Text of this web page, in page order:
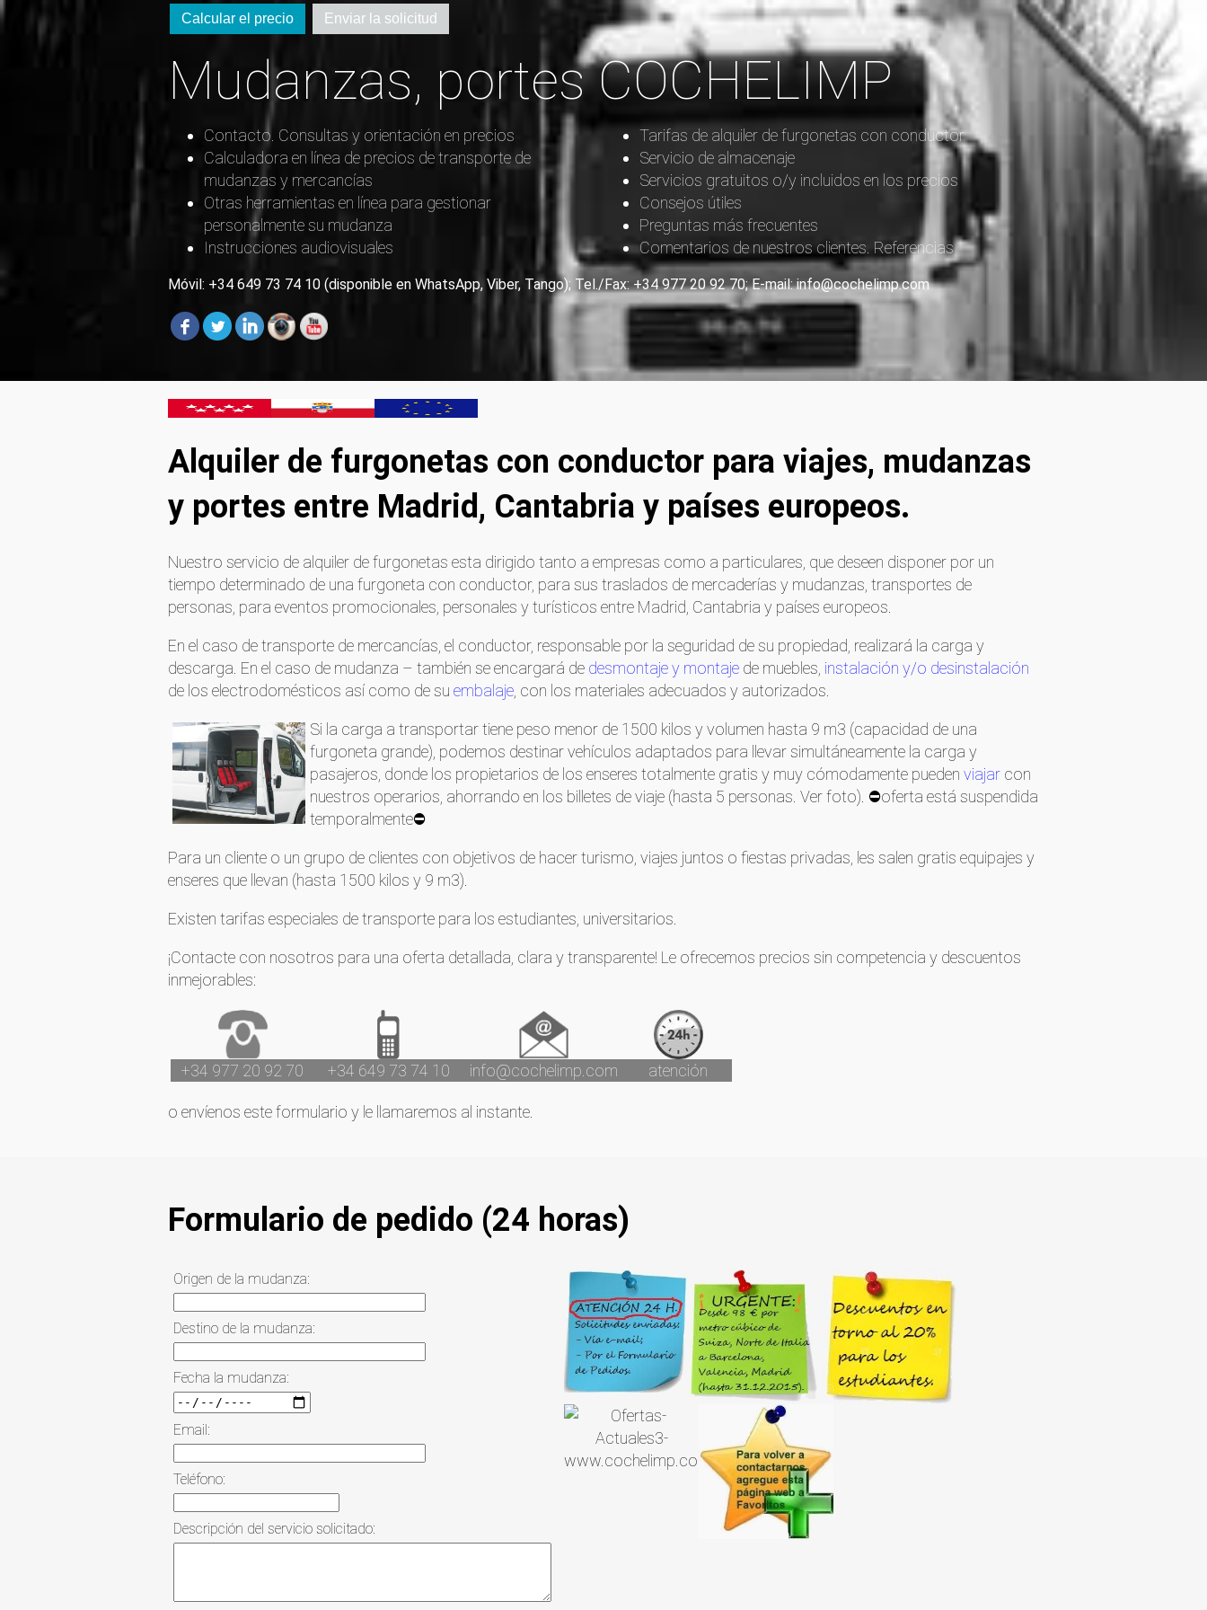
Calcular el precio Enviar la solicitud
Mudanzas, portes COCHELIMP
Contacto. Consultas y orientación en precios
Calculadora en línea de precios de transporte de
mudanzas y mercancías
Otras herramientas en línea para gestionar
personalmente su mudanza
Instrucciones audiovisuales
Tarifas de alquiler de furgonetas con conductor
Servicio de almacenaje
Servicios gratuitos o/y incluidos en los precios
Consejos útiles
Preguntas más frecuentes
Comentarios de nuestros clientes. Referencias
Móvil: +34 649 73 74 10 (disponible en WhatsApp, Viber, Tango); Tel./Fax: +34 977 20 92 70; E-mail: info@cochelimp.com
Alquiler de furgonetas con conductor para viajes, mudanzas
y portes entre Madrid, Cantabria y países europeos.
Nuestro servicio de alquiler de furgonetas esta dirigido tanto a empresas como a particulares, que deseen disponer por un
tiempo determinado de una furgoneta con conductor, para sus traslados de mercaderías y mudanzas, transportes de
personas, para eventos promocionales, personales y turísticos entre Madrid, Cantabria y países europeos.
En el caso de transporte de mercancías, el conductor, responsable por la seguridad de su propiedad, realizará la carga y
descarga. En el caso de mudanza – también se encargará de desmontaje y montaje de muebles, instalación y/o desinstalación
de los electrodomésticos así como de su embalaje, con los materiales adecuados y autorizados.
Si la carga a transportar tiene peso menor de 1500 kilos y volumen hasta 9 m3 (capacidad de una
furgoneta grande), podemos destinar vehículos adaptados para llevar simultáneamente la carga y
pasajeros, donde los propietarios de los enseres totalmente gratis y muy cómodamente pueden viajar con
nuestros operarios, ahorrando en los billetes de viaje (hasta 5 personas. Ver foto). ⛔oferta está suspendida
temporalmente⛔
Para un cliente o un grupo de clientes con objetivos de hacer turismo, viajes juntos o fiestas privadas, les salen gratis equipajes y
enseres que llevan (hasta 1500 kilos y 9 m3).
Existen tarifas especiales de transporte para los estudiantes, universitarios.
¡Contacte con nosotros para una oferta detallada, clara y transparente! Le ofrecemos precios sin competencia y descuentos
inmejorables:
+34 977 20 92 70 +34 649 73 74 10 info@cochelimp.com atención
o envíenos este formulario y le llamaremos al instante.
Formulario de pedido (24 horas)
Origen de la mudanza:
Destino de la mudanza:
Fecha la mudanza:
Email:
Teléfono:
Descripción del servicio solicitado: